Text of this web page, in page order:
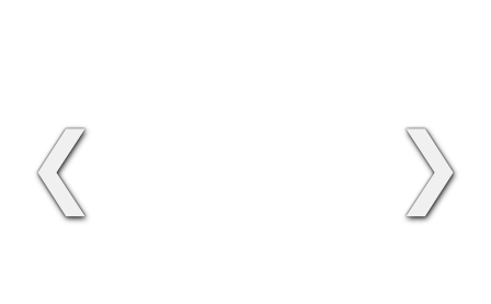
❮ ❯